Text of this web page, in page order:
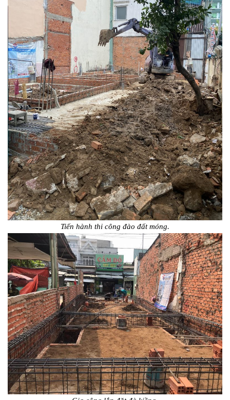
Tiến hành thi công đào đất móng.